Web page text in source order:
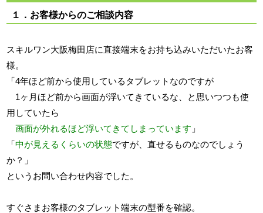
１．お客様からのご相談内容
スキルワン大阪梅田店に直接端末をお持ち込みいただいたお客
様。
「4年ほど前から使用しているタブレットなのですが
1ヶ月ほど前から画面が浮いてきているな、と思いつつも使
用していたら
画面が外れるほど浮いてきてしまっています 」
「中が見えるくらいの状態ですが、直せるものなのでしょう
か？」
というお問い合わせ内容でした。
すぐさまお客様のタブレット端末の型番を確認。